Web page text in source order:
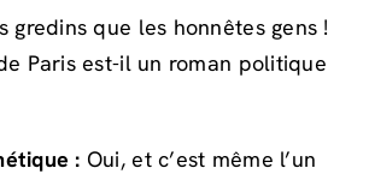
gredins que les honnêtes gens !
Paris est-il un roman politique
: Oui, et c’est même l’un